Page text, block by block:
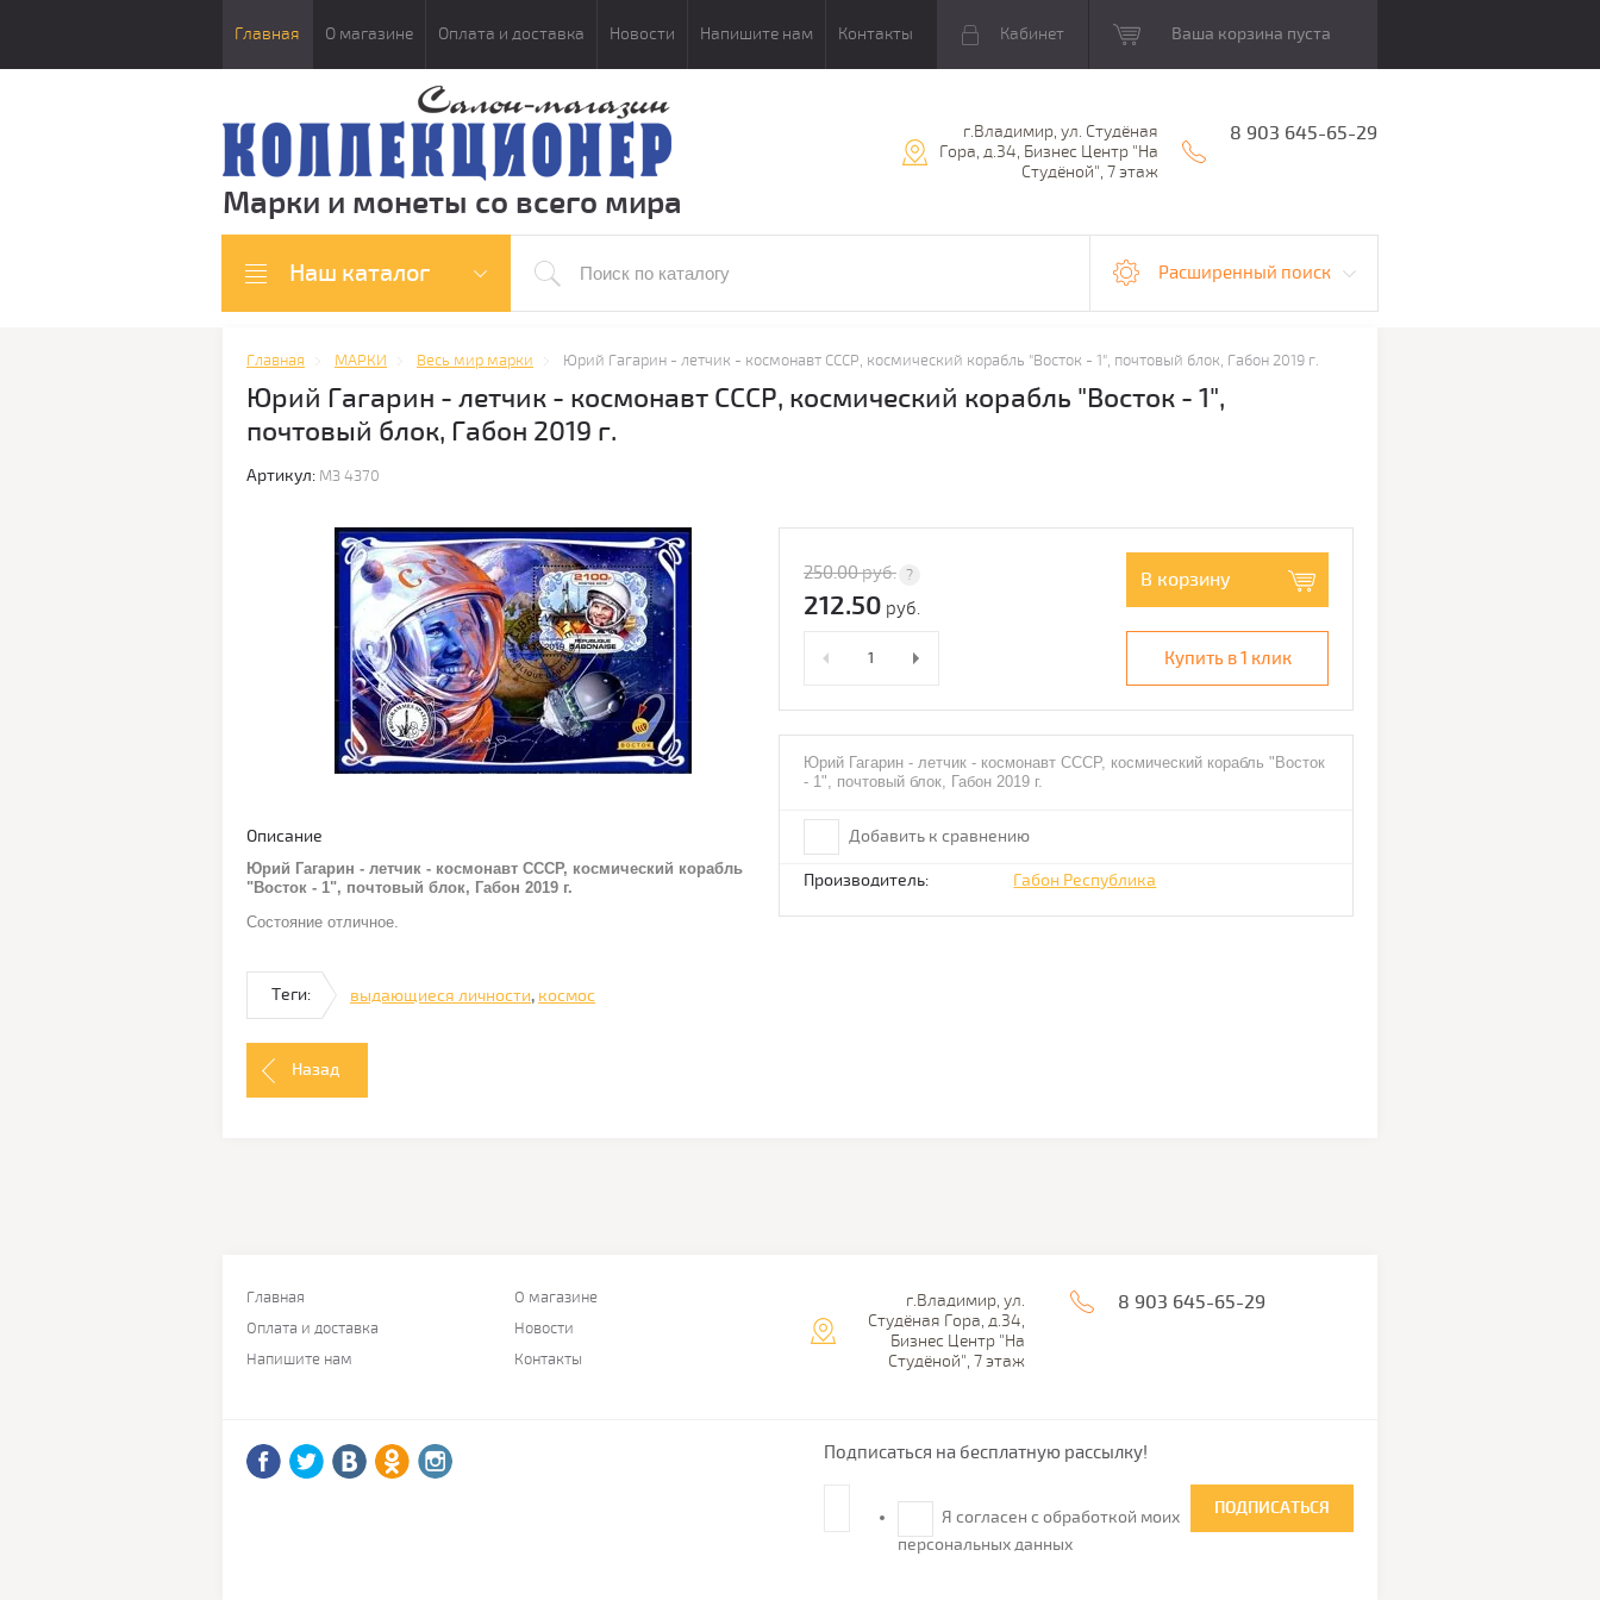
Главная О магазине Оплата и доставка Новости Напишите нам Контакты Кабинет Ваша корзина пуста
Марки и монеты со всего мира
г.Владимир, ул. Студёная
Гора, д.34, Бизнес Центр "На
Студёной", 7 этаж
8 903 645-65-29
Наш каталог Расширенный поиск
Главная МАРКИ Весь мир марки Юрий Гагарин - летчик - космонавт СССР, космический корабль "Восток - 1", почтовый блок, Габон 2019 г.
Юрий Гагарин - летчик - космонавт СССР, космический корабль "Восток - 1",
почтовый блок, Габон 2019 г.
Артикул: МЗ 4370
Описание
Юрий Гагарин - летчик - космонавт СССР, космический корабль
"Восток - 1", почтовый блок, Габон 2019 г.
Состояние отличное.
250.00руб.
212.50 руб.
В корзину
Купить в 1 клик
Юрий Гагарин - летчик - космонавт СССР, космический корабль "Восток
- 1", почтовый блок, Габон 2019 г.
Добавить к сравнению
Производитель: Габон Республика
Теги: выдающиеся личности, космос
Назад
Главная
О магазине
Оплата и доставка
Новости
Напишите нам
Контакты
г.Владимир, ул.
Студёная Гора, д.34,
Бизнес Центр "На
Студёной", 7 этаж
8 903 645-65-29
Подписаться на бесплатную рассылку!
Я согласен с обработкой моих
персональных данных
ПОДПИСАТЬСЯ